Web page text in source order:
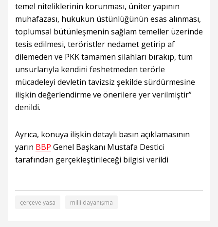
temel niteliklerinin korunması, üniter yapının
muhafazası, hukukun üstünlüğünün esas alınması,
toplumsal bütünleşmenin sağlam temeller üzerinde
tesis edilmesi, teröristler nedamet getirip af
dilemeden ve PKK tamamen silahları bırakıp, tüm
unsurlarıyla kendini feshetmeden terörle
mücadeleyi devletin tavizsiz şekilde sürdürmesine
ilişkin değerlendirme ve önerilere yer verilmiştir”
denildi.
Ayrıca, konuya ilişkin detaylı basın açıklamasının
yarın BBP Genel Başkanı Mustafa Destici
tarafından gerçekleştirileceği bilgisi verildi
çerçeve yasa milli dayanışma